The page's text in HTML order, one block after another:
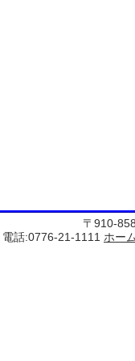
〒910-
電話:0776-21-1111 ホー